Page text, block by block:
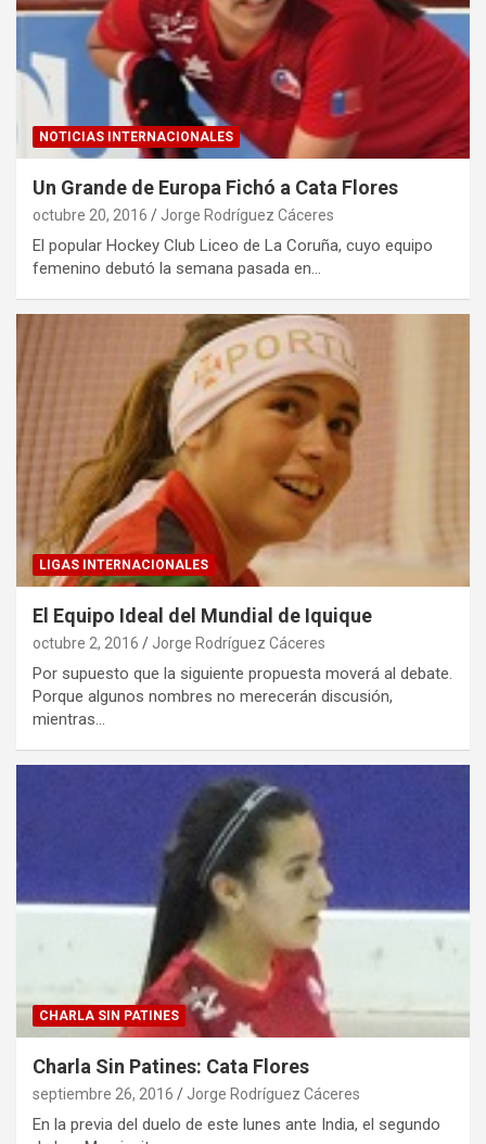
NOTICIAS INTERNACIONALES
Un Grande de Europa Fichó a Cata Flores
octubre 20, 2016 Jorge Rodríguez Cáceres
El popular Hockey Club Liceo de La Coruña, cuyo equipo
femenino debutó la semana pasada en…
LIGAS INTERNACIONALES
El Equipo Ideal del Mundial de Iquique
octubre 2, 2016 Jorge Rodríguez Cáceres
Por supuesto que la siguiente propuesta moverá al debate.
Porque algunos nombres no merecerán discusión,
mientras…
CHARLA SIN PATINES
Charla Sin Patines: Cata Flores
septiembre 26, 2016 Jorge Rodríguez Cáceres
En la previa del duelo de este lunes ante India, el segundo